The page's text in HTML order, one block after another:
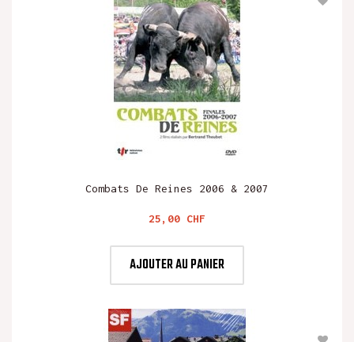
Combats De Reines 2006 & 2007
Prix
25,00 CHF
AJOUTER AU PANIER